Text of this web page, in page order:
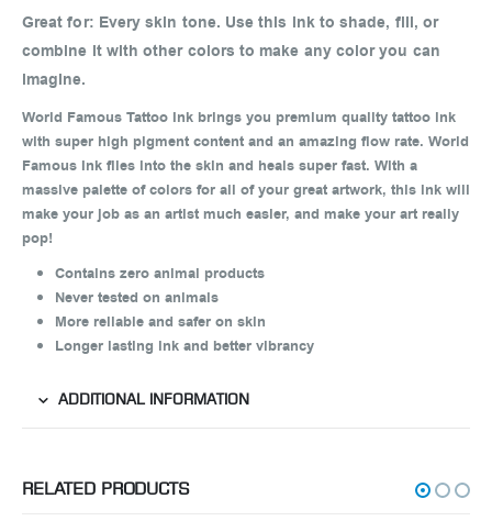
Great for: Every skin tone. Use this ink to shade, fill, or
combine it with other colors to make any color you can
imagine.
World Famous Tattoo Ink brings you premium quality tattoo ink
with super high pigment content and an amazing flow rate. World
Famous Ink flies into the skin and heals super fast. With a
massive palette of colors for all of your great artwork, this ink will
make your job as an artist much easier, and make your art really
pop!
Contains zero animal products
Never tested on animals
More reliable and safer on skin
Longer lasting ink and better vibrancy
ADDITIONAL INFORMATION
RELATED PRODUCTS